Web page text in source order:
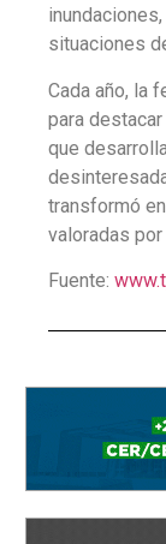
situaciones
Cada año, la
para
que
transformó
valoradas por
Fuente: